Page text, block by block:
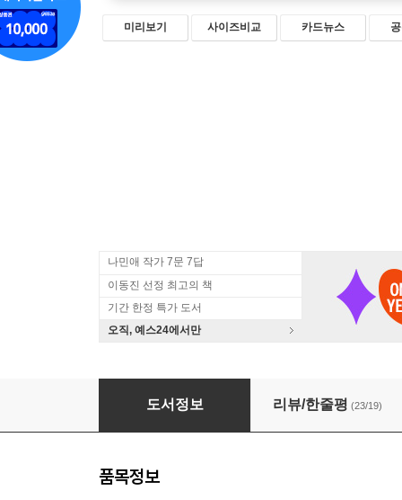
미리보기 사이즈비교 카드뉴스
나민애 작가 7문 7답
이동진 선정 최고의 책
기간 한정 특가 도서
오직, 예스24에서만
마이라 칼만, 우리가 인생에서 가진 것들
도서정보 리뷰/한줄평 (23/19)
품목정보